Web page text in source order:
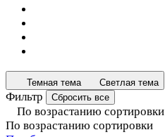
Темная тема Светлая тема
Фильтр Сбросить все
По возрастанию сортировки
По возрастанию сортировки